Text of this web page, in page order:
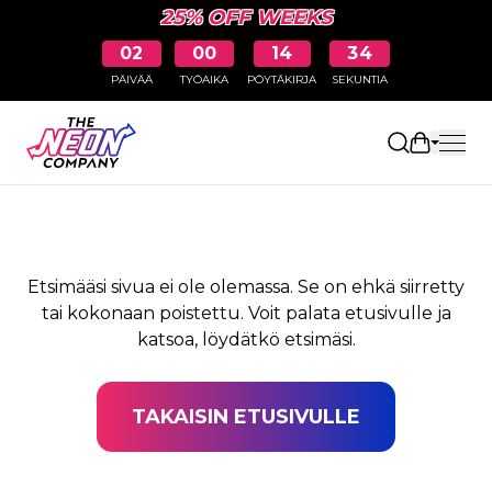
25% OFF WEEKS
02
PÄIVÄÄ
00
TYÖAIKA
14
PÖYTÄKIRJA
34
SEKUNTIA
Avaa
SIVUA EI LÖYDY
Etsimääsi sivua ei ole olemassa. Se on ehkä siirretty
tai kokonaan poistettu. Voit palata etusivulle ja
katsoa, löydätkö etsimäsi.
TAKAISIN ETUSIVULLE